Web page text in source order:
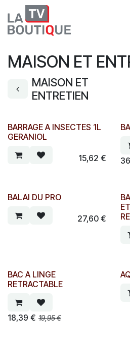
Se rendre au contenu
MAISON ET
MAISON ET
ENTRETIEN
BARRAGE A INSECTES 1L
GERANIOL
15,62 €
BALAI DU PRO
27,60€
BAC A LINGE
RETRACTABLE
18,39 € 19,95€